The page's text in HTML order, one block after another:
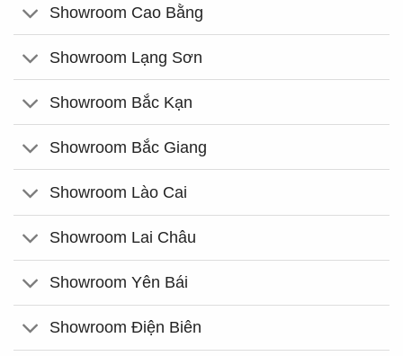
Showroom Cao Bằng
Showroom Lạng Sơn
Showroom Bắc Kạn
Showroom Bắc Giang
Showroom Lào Cai
Showroom Lai Châu
Showroom Yên Bái
Showroom Điện Biên